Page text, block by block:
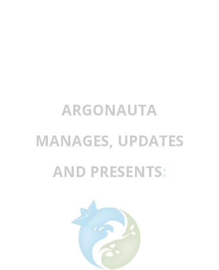
ARGONAUTA
MANAGES, UPDATES
AND PRESENTS: